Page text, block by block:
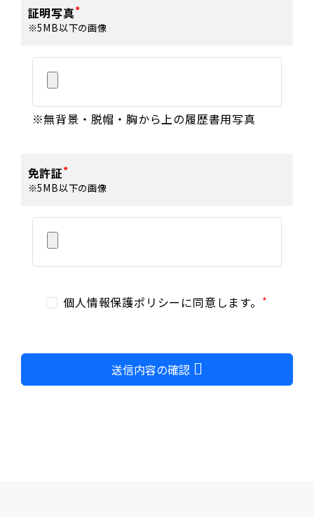
証明写真
※5MB以下の画像
※無背景・脱帽・胸から上の履歴書用写真
免許証
※5MB以下の画像
個人情報保護ポリシーに同意します。
送信内容の確認